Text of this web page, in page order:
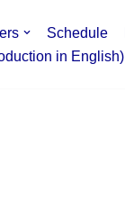
Schedule
in English)